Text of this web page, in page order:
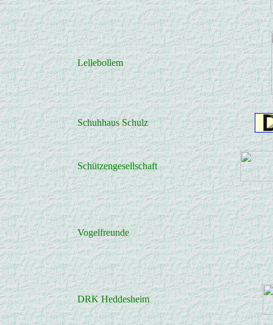
Lellebollem
Schuhhaus Schulz
Schützengesellschaft
Vogelfreunde
DRK Heddesheim